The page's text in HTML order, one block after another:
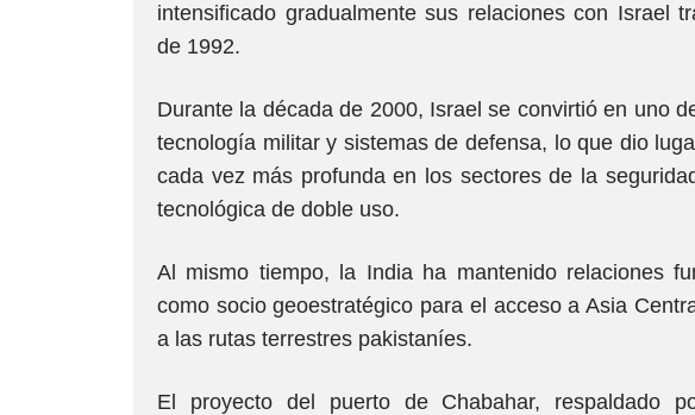
intensificado gradualmente sus relaciones con Israel
de 1992.
Durante la década de 2000, Israel se convirtió en uno
tecnología militar y sistemas de defensa, lo que dio
cada vez más profunda en los sectores de la
tecnológica de doble uso.
Al mismo tiempo, la India ha mantenido relaciones
como socio geoestratégico para el acceso a Asia
a las rutas terrestres pakistaníes.
El proyecto del puerto de Chabahar, respaldado